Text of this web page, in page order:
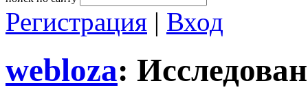
Регистрация | Вход
webloza: